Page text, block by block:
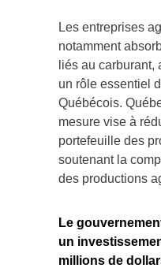
Les entreprises
notamment
liés au carburant,
un rôle essentiel
Québécois.
mesure vise à
portefeuille des
soutenant la
des productions
Le
un
millions de